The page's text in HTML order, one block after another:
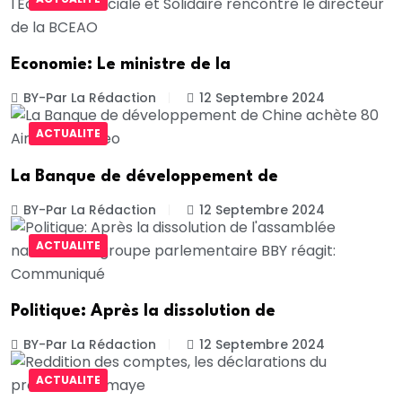
Economie: Le ministre de la
BY-Par La Rédaction 12 Septembre 2024
ACTUALITE
La Banque de développement de
BY-Par La Rédaction 12 Septembre 2024
ACTUALITE
Politique: Après la dissolution de
BY-Par La Rédaction 12 Septembre 2024
ACTUALITE